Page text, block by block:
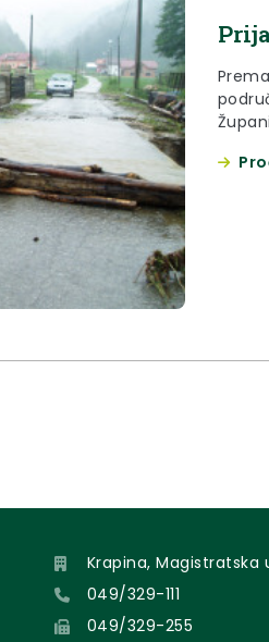
Krapina, Magistratska
049/329-111
049/329-255